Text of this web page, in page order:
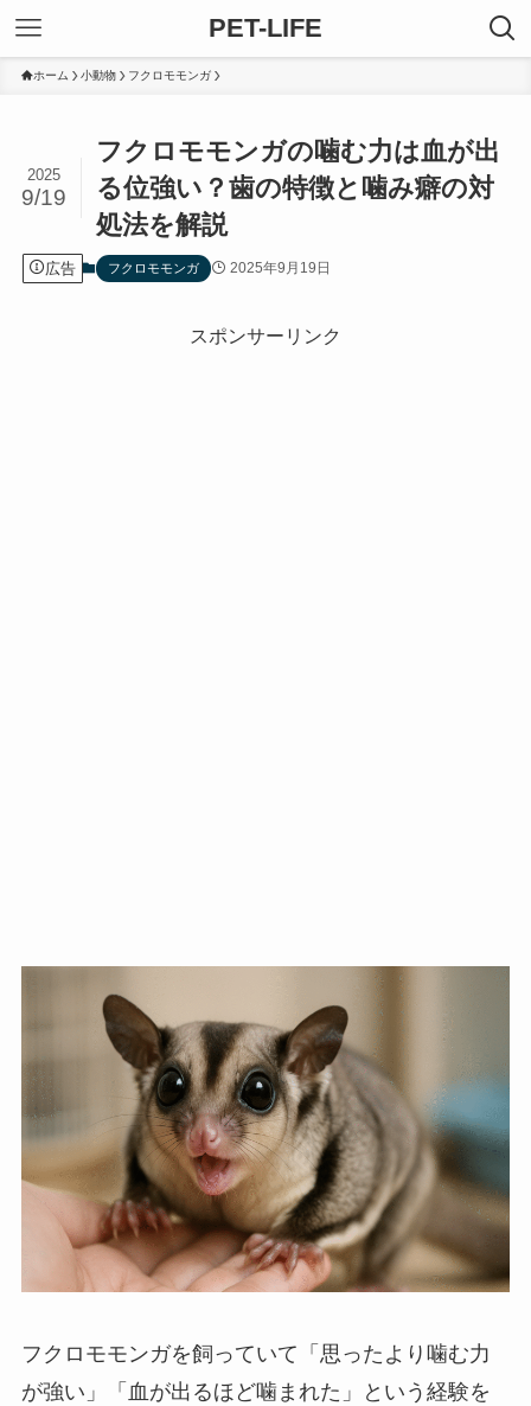
PET-LIFE
ホーム 小動物 フクロモモンガ
フクロモモンガの噛む力は血が出
る位強い？歯の特徴と噛み癖の対
処法を解説
2025
9/19
広告 フクロモモンガ 2025年9月19日
スポンサーリンク
フクロモモンガを飼っていて「思ったより噛む力
が強い」「血が出るほど噛まれた」という経験を